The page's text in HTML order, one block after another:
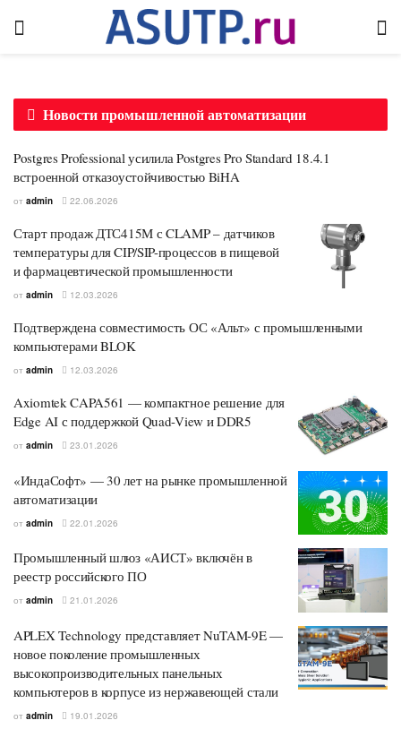
Новости промышленной автоматизации
Postgres Professional усилила Postgres Pro Standard 18.4.1
встроенной отказоустойчивостью BiHA
от admin 22.06.2026
Старт продаж ДТС415М с CLAMP – датчиков
температуры для CIP/SIP-процессов в пищевой
и фармацевтической промышленности
от admin 12.03.2026
Подтверждена совместимость ОС «Альт» с промышленными
компьютерами BLOK
от admin 12.03.2026
Axiomtek CAPA561 — компактное решение для
Edge AI с поддержкой Quad-View и DDR5
от admin 23.01.2026
«ИндаСофт» — 30 лет на рынке промышленной
автоматизации
от admin 22.01.2026
Промышленный шлюз «АИСТ» включён в
реестр российского ПО
от admin 21.01.2026
APLEX Technology представляет NuTAM-9E —
новое поколение промышленных
высокопроизводительных панельных
компьютеров в корпусе из нержавеющей стали
от admin 19.01.2026